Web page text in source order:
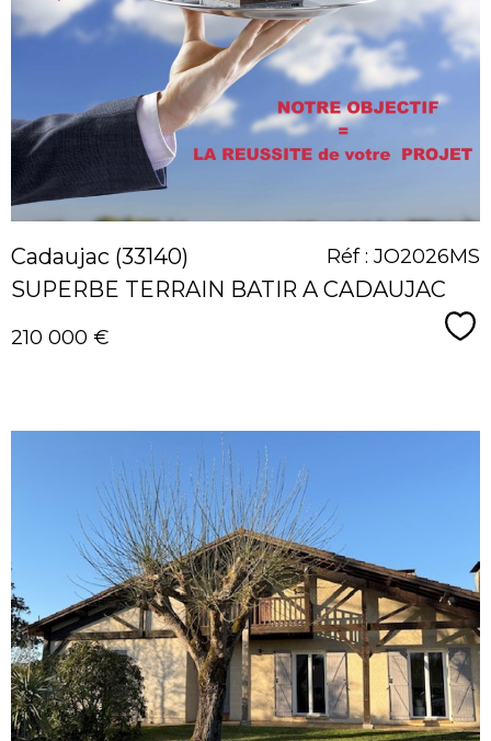
voir le
bien
Cadaujac (33140)
SUPERBE TERRAIN BATIR A CADAUJAC
Réf : JO2026MS
210 000 €
voir le
bien